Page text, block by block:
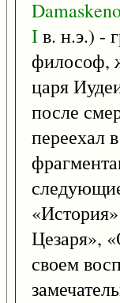
Iв. н.э.) -
философ,
царя
после
переехал
Цезаря»,
своем